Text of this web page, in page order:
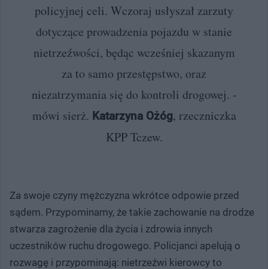
policyjnej celi. Wczoraj usłyszał zarzuty
dotyczące prowadzenia pojazdu w stanie
nietrzeźwości, będąc wcześniej skazanym
za to samo przestępstwo, oraz
niezatrzymania się do kontroli drogowej. -
mówi sierż. Katarzyna Ożóg, rzeczniczka
KPP Tczew.
Za swoje czyny mężczyzna wkrótce odpowie przed
sądem. Przypominamy, że takie zachowanie na drodze
stwarza zagrożenie dla życia i zdrowia innych
uczestników ruchu drogowego. Policjanci apelują o
rozwagę i przypominają: nietrzeźwi kierowcy to